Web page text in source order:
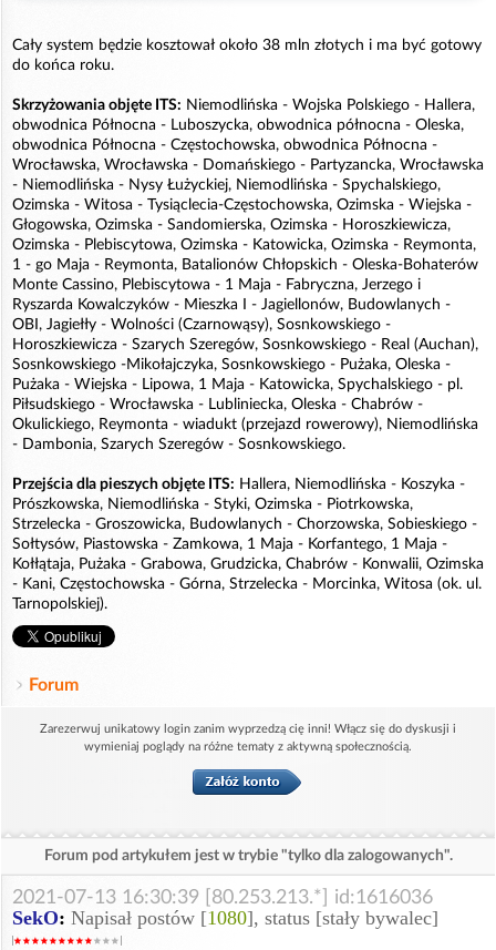
Cały system będzie kosztował około 38 mln złotych i ma być gotowy
do końca roku.
Skrzyżowania objęte ITS: Niemodlińska - Wojska Polskiego - Hallera,
obwodnica Północna - Luboszycka, obwodnica północna - Oleska,
obwodnica Północna - Częstochowska, obwodnica Północna -
Wrocławska, Wrocławska - Domańskiego - Partyzancka, Wrocławska
- Niemodlińska - Nysy Łużyckiej, Niemodlińska - Spychalskiego,
Ozimska - Witosa - Tysiąclecia-Częstochowska, Ozimska - Wiejska -
Głogowska, Ozimska - Sandomierska, Ozimska - Horoszkiewicza,
Ozimska - Plebiscytowa, Ozimska - Katowicka, Ozimska - Reymonta,
1 - go Maja - Reymonta, Batalionów Chłopskich - Oleska-Bohaterów
Monte Cassino, Plebiscytowa - 1 Maja - Fabryczna, Jerzego i
Ryszarda Kowalczyków - Mieszka I - Jagiellonów, Budowlanych -
OBI, Jagiełły - Wolności (Czarnowąsy), Sosnkowskiego -
Horoszkiewicza - Szarych Szeregów, Sosnkowskiego - Real (Auchan),
Sosnkowskiego -Mikołajczyka, Sosnkowskiego - Pużaka, Oleska -
Pużaka - Wiejska - Lipowa, 1 Maja - Katowicka, Spychalskiego - pl.
Piłsudskiego - Wrocławska - Lubliniecka, Oleska - Chabrów -
Okulickiego, Reymonta - wiadukt (przejazd rowerowy), Niemodlińska
- Dambonia, Szarych Szeregów - Sosnkowskiego.
Przejścia dla pieszych objęte ITS: Hallera, Niemodlińska - Koszyka -
Prószkowska, Niemodlińska - Styki, Ozimska - Piotrkowska,
Strzelecka - Groszowicka, Budowlanych - Chorzowska, Sobieskiego -
Sołtysów, Piastowska - Zamkowa, 1 Maja - Korfantego, 1 Maja -
Kołłątaja, Pużaka - Grabowa, Grudzicka, Chabrów - Konwalii, Ozimska
- Kani, Częstochowska - Górna, Strzelecka - Morcinka, Witosa (ok. ul.
Tarnopolskiej).
Forum
Zarezerwuj unikatowy login zanim wyprzedzą cię inni! Włącz się do dyskusji i
wymieniaj poglądy na różne tematy z aktywną społecznością.
Forum pod artykułem jest w trybie "tylko dla zalogowanych".
2021-07-13 16:30:39 [80.253.213.*] id:1616036
SekO: Napisał postów [1080], status [stały bywalec]